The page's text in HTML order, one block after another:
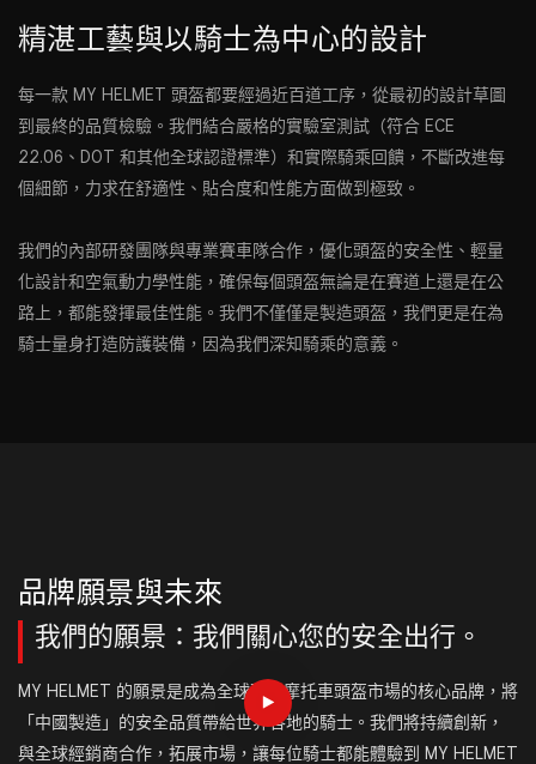
精湛工藝與以騎士為中心的設計
每一款 MY HELMET 頭盔都要經過近百道工序，從最初的設計草圖
到最終的品質檢驗。我們結合嚴格的實驗室測試（符合 ECE
22.06、DOT 和其他全球認證標準）和實際騎乘回饋，不斷改進每
個細節，力求在舒適性、貼合度和性能方面做到極致。
我們的內部研發團隊與專業賽車隊合作，優化頭盔的安全性、輕量
化設計和空氣動力學性能，確保每個頭盔無論是在賽道上還是在公
路上，都能發揮最佳性能。我們不僅僅是製造頭盔，我們更是在為
騎士量身打造防護裝備，因為我們深知騎乘的意義。
品牌願景與未來
我們的願景：我們關心您的安全出行。
MY HELMET 的願景是成為全球高端摩托車頭盔市場的核心品牌，將
「中國製造」的安全品質帶給世界各地的騎士。我們將持續創新，
與全球經銷商合作，拓展市場，讓每位騎士都能體驗到 MY HELMET